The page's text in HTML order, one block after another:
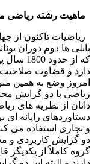
ماهیت رشته ریاضی
ریاضیات تاکنون از
بابلی ها دوم دوران
که از
دارد و قضاوت صلاحیت
امروز وضع به همین
ریاضی با دو گرایش
دانان از نظریه های
دستاوردهای رایانه
و تجاری استفاده می
دو گرایش کاربردی
گروه کاملاً از یکدیگر